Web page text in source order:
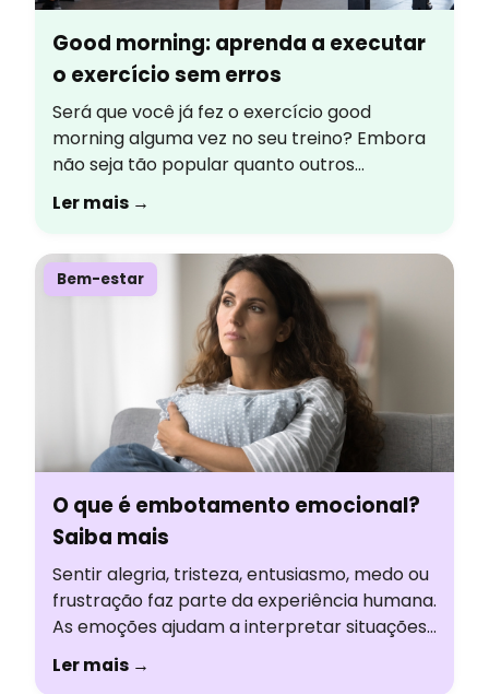
Good morning: aprenda a executar
o exercício sem erros
Será que você já fez o exercício good
morning alguma vez no seu treino? Embora
não seja tão popular quanto outros
movimentos de fortalecimento, ele é um
excelente aliado para fortalecer toda a
melhorar o desempenho em diversos
movimentos do dia a dia. Confira os tópicos
que serão abordados no conteúdo […]
Ler mais →
Bem-estar
O que é embotamento emocional?
Saiba mais
Sentir alegria, tristeza, entusiasmo, medo ou
frustração faz parte da experiência humana.
As emoções ajudam a interpretar situações,
tomar decisões e construir relações. Mas,
em alguns momentos, algumas pessoas
Ler mais →